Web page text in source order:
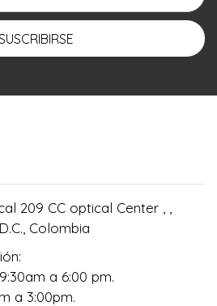
209 CC optical Center , ,
Colombia
a 6:00 pm.
a 3:00pm.